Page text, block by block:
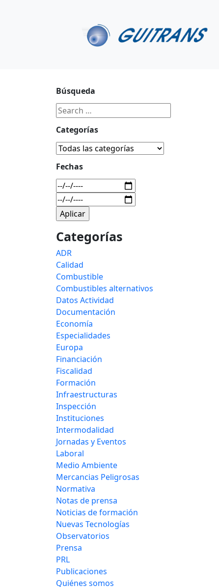
Búsqueda
Categorías
Fechas
Categorías
ADR
Calidad
Combustible
Combustibles alternativos
Datos Actividad
Documentación
Economía
Especialidades
Europa
Financiación
Fiscalidad
Formación
Infraestructuras
Inspección
Instituciones
Intermodalidad
Jornadas y Eventos
Laboral
Medio Ambiente
Mercancias Peligrosas
Normativa
Notas de prensa
Noticias de formación
Nuevas Tecnologías
Observatorios
Prensa
PRL
Publicaciones
Quiénes somos